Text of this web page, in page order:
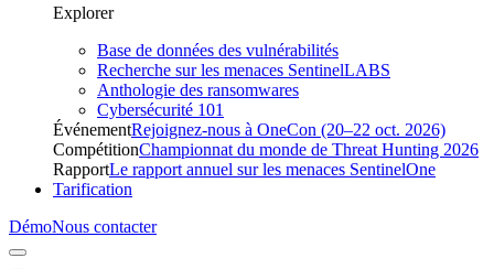
Explorer
Base de données des vulnérabilités
Recherche sur les menaces SentinelLABS
Anthologie des ransomwares
Cybersécurité 101
ÉvénementRejoignez-nous à OneCon (20–22 oct. 2026)
CompétitionChampionnat du monde de Threat Hunting 2026
RapportLe rapport annuel sur les menaces SentinelOne
Tarification
DémoNous contacter